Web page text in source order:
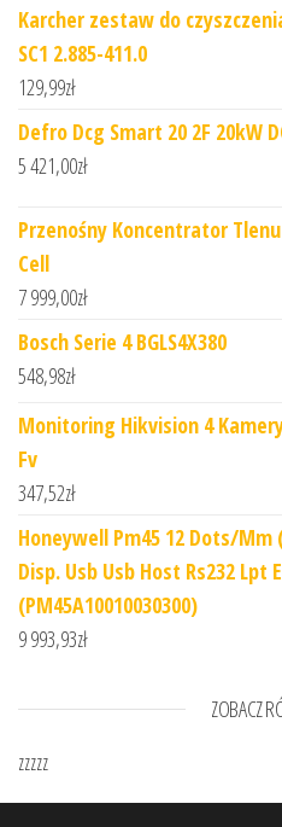
Karcher zestaw do
SC1 2.885-411.0
129,99zł
Defro Dcg Smart 20 2F 20kW
5 421,00zł
Przenośny Koncentrator
Cell
7 999,00zł
Bosch Serie 4 BGLS4X380
548,98zł
Monitoring Hikvision 4
Fv
347,52zł
Honeywell Pm45 12 Dots/Mm
Disp. Usb Usb Host Rs232 Lpt
(PM45A10010030300)
9 993,93zł
ZOBACZ
zzzzz